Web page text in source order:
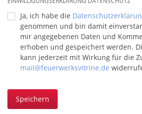
Ja, ich habe die
genommen und bin damit
mir angegebenen Daten und
erhoben und gespeichert werden.
kann jederzeit mit Wirkung für die
mail@feuerwerksvitrine.de
Speichern